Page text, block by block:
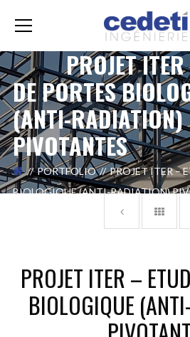
PROJET
DE PORTES
(ANTI-RADIATION)
PIVOTANTES
PORTFOLIO
PROJET ITER –
BIOLOGIQUE (ANTI-RADIATION)
PROJET ITER –
BIOLOGIQUE